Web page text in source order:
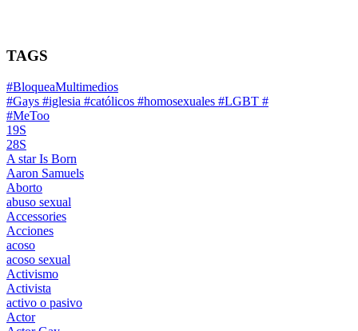
TAGS
#BloqueaMultimedios
#Gays #iglesia #católicos #homosexuales #LGBT #
#MeToo
19S
28S
A star Is Born
Aaron Samuels
Aborto
abuso sexual
Accessories
Acciones
acoso
acoso sexual
Activismo
Activista
activo o pasivo
Actor